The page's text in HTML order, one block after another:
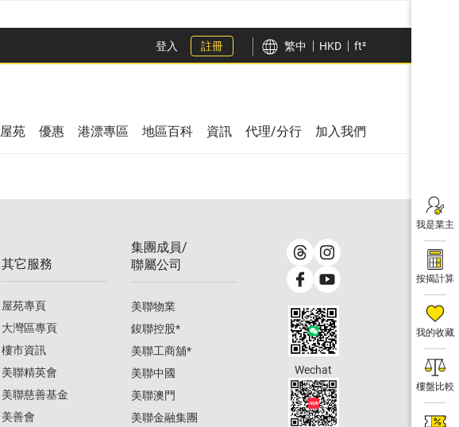
登入 註冊 繁中 HKD ft²
我是業主
按揭計算
我的收藏
樓盤比較
屋苑 優惠 港漂專區 地區百科 資訊 代理/分行 加入我們
其它服務
屋苑專頁
大灣區專頁
樓市資訊
美聯精英會
美聯慈善基金
美善會
集團成員/
聯屬公司
美聯物業
鋑聯控股*
美聯工商舖*
美聯中國
美聯澳門
美聯金融集團
Wechat